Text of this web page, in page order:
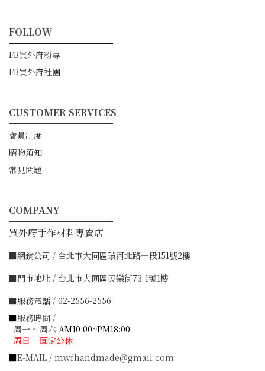
FOLLOW
━━━━━━━━━━━
FB買外府粉專
FB買外府社團
CUSTOMER SERVICES
━━━━━━━━━━━
會員制度
購物須知
常見問題
COMPANY
━━━━━━━━━━━
買外府手作材料專賣店
■網銷公司 / 台北市大同區環河北路一段151號2樓
■門市地址 / 台北市大同區民樂街73-1號1樓
■服務電話 / 02-2556-2556
■服務時間 /
周一 ~ 周六 AM10:00~PM18:00
周日 固定公休
■E-MAIL / mwfhandmade@gmail.com